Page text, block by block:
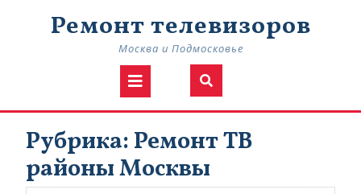
Ремонт телевизоров
Москва и Подмосковье
Open
Button
Рубрика: Ремонт ТВ
районы Москвы